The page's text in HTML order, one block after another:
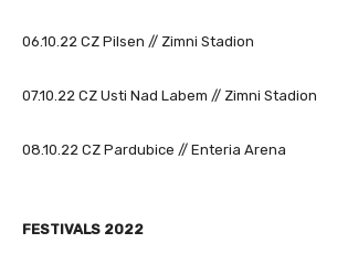
a
D
n
(
06.10.22 CZ Pilsen // Zimni Stadion
07.10.22 CZ Usti Nad Labem // Zimni Stadion
08.10.22 CZ Pardubice // Enteria Arena
FESTIVALS 2022